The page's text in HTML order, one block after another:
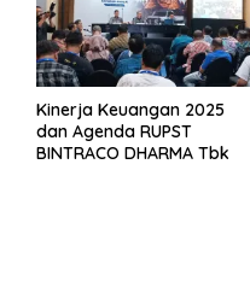
Kinerja Keuangan 2025
dan Agenda RUPST
BINTRACO DHARMA Tbk